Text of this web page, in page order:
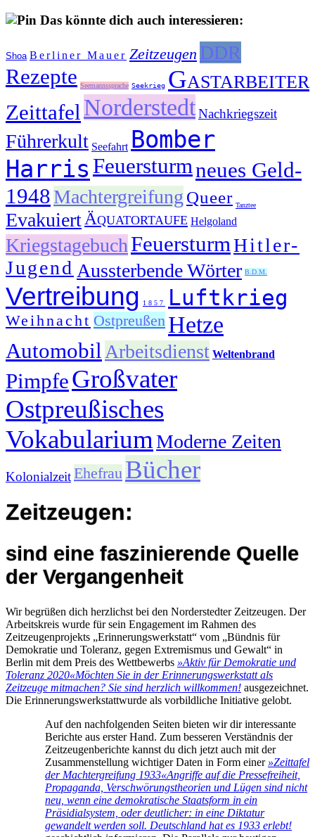
Das könnte dich auch interessieren:
Shoa Berliner Mauer Zeitzeugen DDR
Rezepte Seemannssprache Seekrieg Gastarbeiter
ZeittafelNorderstedtNachkriegszeit
Führerkult Seefahrt Bomber
Harris Feuersturmneues Geld-
1948Machtergreifung Queer Tanztee
Evakuiert Äquatortaufe Helgoland
Kriegstagebuch FeuersturmHitler-
Jugend Aussterbende Wörter B.D.M.
Vertreibung 1857 Luftkrieg
Weihnacht Ostpreußen Hetze
Automobil Arbeitsdienst Weltenbrand
PimpfeGroßvater
Ostpreußisches
VokabulariumModerne Zeiten
KolonialzeitEhefrau Bücher
Zeitzeugen:
sind eine faszinierende Quelle
der Vergangenheit
Wir begrüßen dich herzlichst bei den Norderstedter Zeitzeugen. Der
Arbeitskreis wurde für sein Engagement im Rahmen des
Zeitzeugenprojekts „Erinnerungswerkstatt“ vom „Bündnis für
Demokratie und Toleranz, gegen Extremismus und Gewalt“ in
Berlin mit dem Preis des Wettbewerbs »Aktiv für Demokratie und
Toleranz 2020«Möchten Sie in der Erinnerungswerkstatt als
Zeitzeuge mitmachen? Sie sind herzlich willkommen! ausgezeichnet.
Die Erinnerungswerkstattwurde als vorbildliche Initiative gelobt.
Auf den nachfolgenden Seiten bieten wir dir interessante
Berichte aus erster Hand. Zum besseren Verständnis der
Zeitzeugenberichte kannst du dich jetzt auch mit der
Zusammenstellung wichtiger Daten in Form einer »Zeittafel
der Machtergreifung 1933«Angriffe auf die Pressefreiheit,
Propaganda, Verschwörungstheorien und Lügen sind nicht
neu, wenn eine demokratische Staatsform in ein
Präsidialsystem, oder deutlicher: in eine Diktatur
gewandelt werden soll. Deutschland hat es 1933 erlebt!